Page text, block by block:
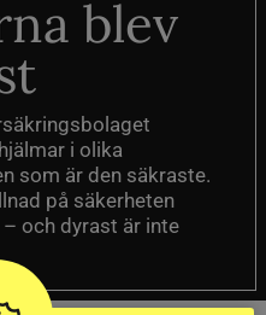
blev
i olika
som är den säkraste.
på säkerheten
och dyrast är inte